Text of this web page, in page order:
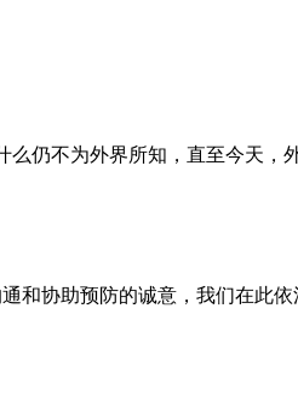
仍不为外界所知，直至今天，
和协助预防的诚意，我们在此